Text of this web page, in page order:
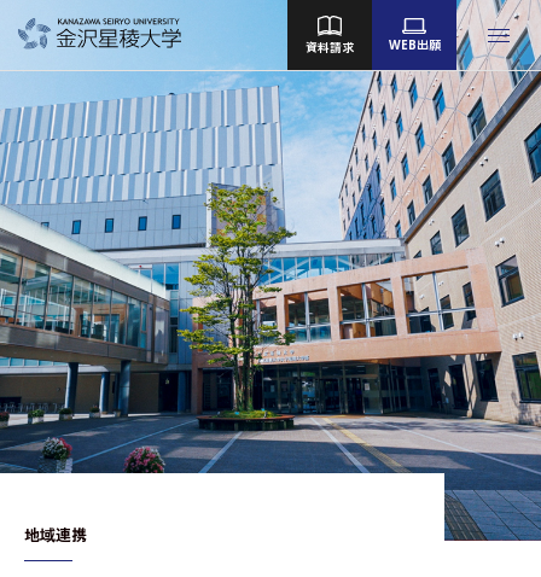
女子短期大学部 大学院
Language
大学案内
教育／学部・大学院
産学地域連携・研究
留学・国際交流
キャンパスライフ
就職・資格
資料請求 WEB出願
地域連携